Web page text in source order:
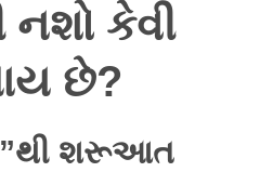
નશો કેવી
છે?
શરૂઆત